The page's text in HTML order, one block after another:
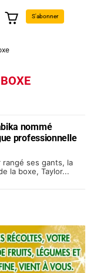
S'abonner
nommé
professionnelle
rangé ses gants, la
la boxe, Taylor...